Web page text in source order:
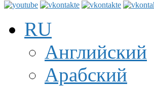
RU
Английский
Арабский